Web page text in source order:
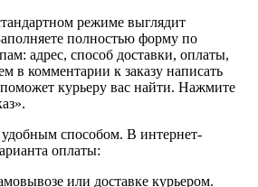
режиме выглядит
полностью форму по
адрес, способ доставки, оплаты,
в комментарии к заказу написать
курьеру вас найти. Нажмите
способом. В интернет-
оплаты:
или доставке курьером.